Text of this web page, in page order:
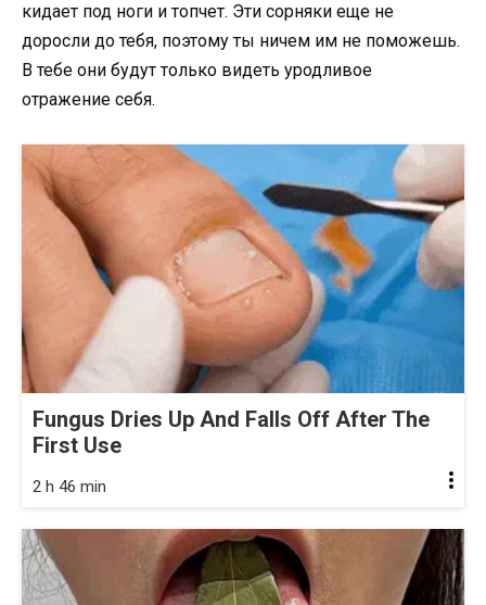
кидает под ноги и топчет. Эти сорняки еще не
доросли до тебя, поэтому ты ничем им не поможешь.
В тебе они будут только видеть уродливое
отражение себя.
Fungus Dries Up And Falls Off After The
First Use
2 h 46 min